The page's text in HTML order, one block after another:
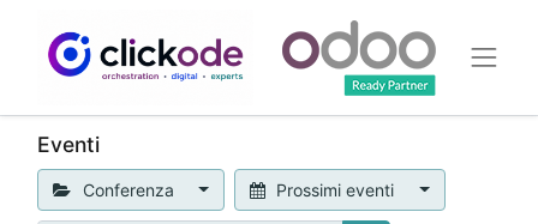
Eventi
Conferenza Prossimi eventi